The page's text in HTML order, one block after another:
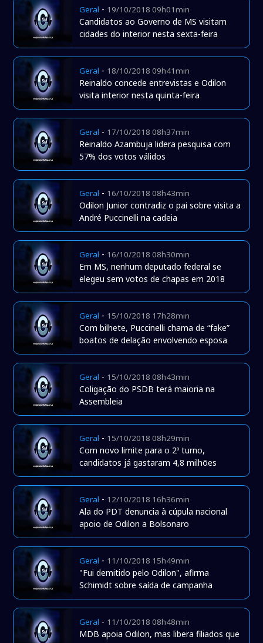
Geral - 19/10/2018 09h01min
Candidatos ao Governo de MS visitam
cidades do interior nesta sexta-feira
Geral - 18/10/2018 09h41min
Reinaldo concede entrevistas e Odilon
visita interior nesta quinta-feira
Geral - 17/10/2018 08h37min
Reinaldo Azambuja lidera pesquisa com
57% dos votos válidos
Geral - 16/10/2018 08h43min
Odilon Junior contradiz o pai sobre visita a
André Puccinelli na cadeia
Geral - 16/10/2018 08h30min
Em MS, nenhum deputado federal se
elegeu sem votos de chapas em 2018
Geral - 15/10/2018 17h28min
Com bilhete, Puccinelli chama de “fake”
boatos de delação envolvendo esposa
Geral - 15/10/2018 08h43min
Coligação do PSDB terá maioria na
Assembleia
Geral - 15/10/2018 08h29min
Com novo limite para o 2º turno,
candidatos já gastaram 4,8 milhões
Geral - 12/10/2018 16h36min
Ala do PDT denuncia à cúpula nacional
apoio de Odilon a Bolsonaro
Geral - 11/10/2018 15h49min
"Fui demitido pelo Odilon", afirma
Schimidt sobre saída de campanha
Geral - 11/10/2018 08h48min
MDB apoia Odilon, mas libera filiados que